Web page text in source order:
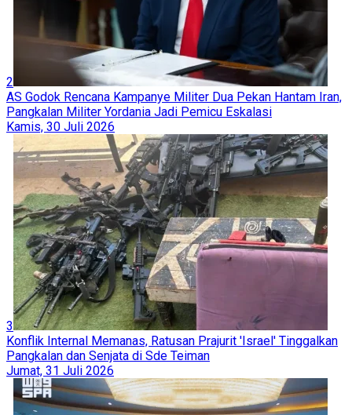
2
AS Godok Rencana Kampanye Militer Dua Pekan Hantam Iran,
Pangkalan Militer Yordania Jadi Pemicu Eskalasi
Kamis, 30 Juli 2026
3
Konflik Internal Memanas, Ratusan Prajurit 'Israel' Tinggalkan
Pangkalan dan Senjata di Sde Teiman
Jumat, 31 Juli 2026